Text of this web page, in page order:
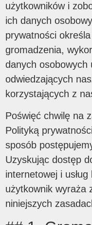
użytkowników i
ich danych
prywatności
gromadzenia,
danych osobowych
odwiedzających
korzystających z
Poświęć chwilę na
Polityką
sposób
Uzyskując dostęp
internetowej i
użytkownik wyraża
niniejszych